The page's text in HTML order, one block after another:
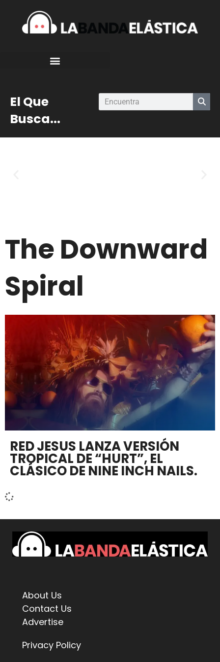
El Que
Busca...
The Downward
Spiral
RED JESUS LANZA VERSIÓN
TROPICAL DE “HURT”, EL
CLÁSICO DE NINE INCH NAILS.
About Us
Contact Us
Advertise
Privacy Policy